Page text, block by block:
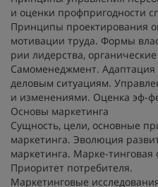
и оценки профпригодности
Принципы проектирования
мотивации труда. Формы
рии лидерства,
Самоменеджмент. Адаптация
деловым ситуациям.
и изменениями. Оценка эф-
Основы маркетинга
Сущность, цели, основные
маркетинга. Эволюция
маркетинга. Марке-тинговая
Приоритет потребителя.
Маркетинговые